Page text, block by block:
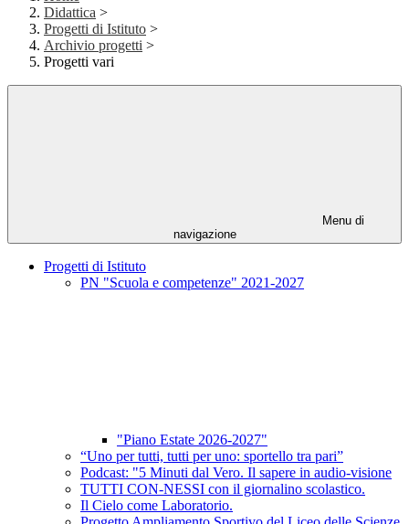
Didattica >
Progetti di Istituto >
Archivio progetti >
Progetti vari
Menu di
navigazione
Progetti di Istituto
PN "Scuola e competenze" 2021-2027
"Piano Estate 2026-2027"
“Uno per tutti, tutti per uno: sportello tra pari”
Podcast: "5 Minuti dal Vero. Il sapere in audio-visione
TUTTI CON-NESSI con il giornalino scolastico.
Il Cielo come Laboratorio.